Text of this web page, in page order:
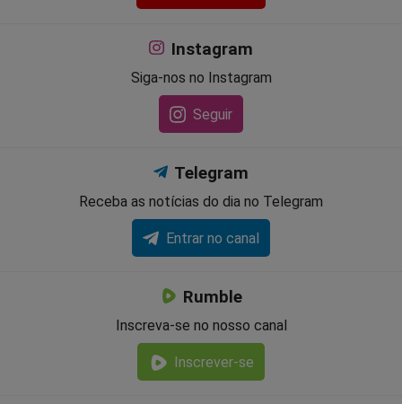
Instagram
Siga-nos no Instagram
Seguir
Telegram
Receba as notícias do dia no Telegram
Entrar no canal
Rumble
Inscreva-se no nosso canal
Inscrever-se